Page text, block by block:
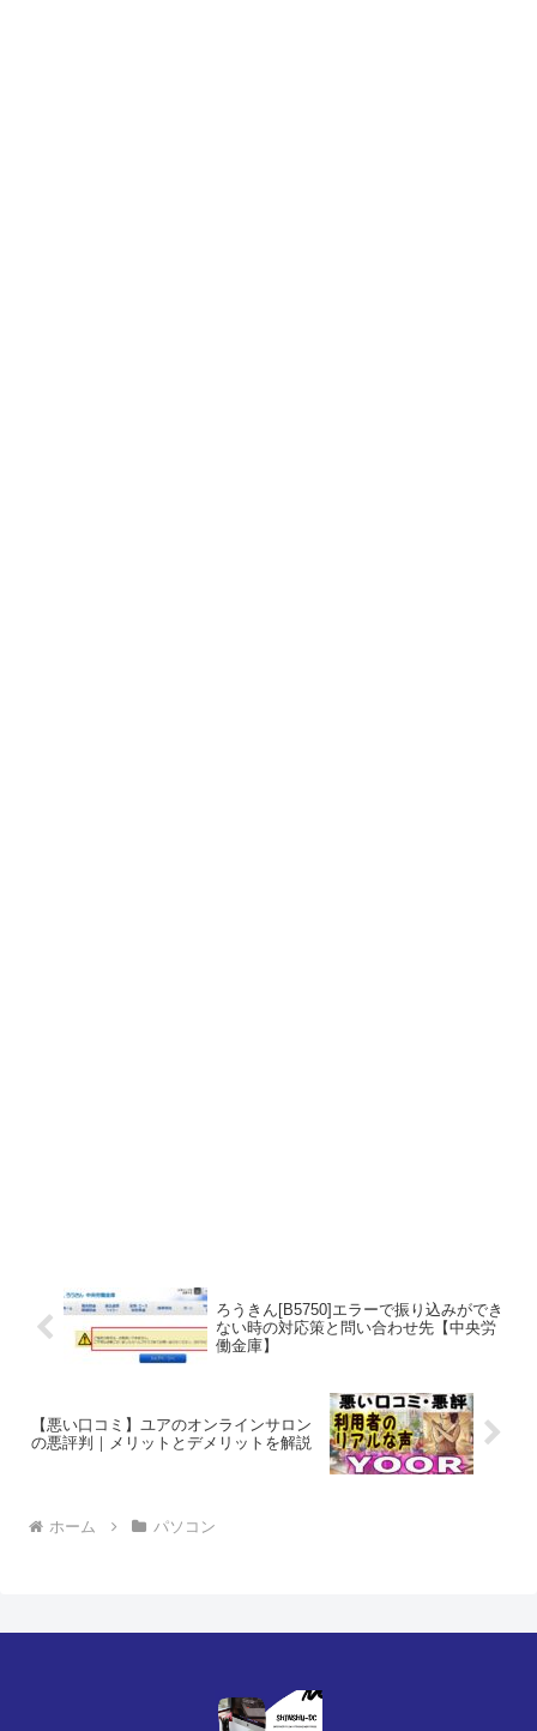
ろうきん[B5750]エラーで振り込みができ
ない時の対応策と問い合わせ先【中央労
働金庫】
【悪い口コミ】ユアのオンラインサロン
の悪評判｜メリットとデメリットを解説
ホーム パソコン